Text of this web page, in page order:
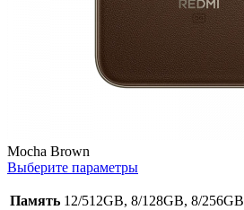
Mocha Brown
Выберите параметры
Память 12/512GB, 8/128GB, 8/256GB